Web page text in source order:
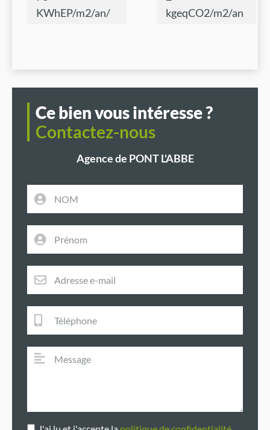
KWhEP/m2/an/
kgeqCO2/m2/an
Ce bien vous intéresse ?
Contactez-nous
Agence de PONT L'ABBE